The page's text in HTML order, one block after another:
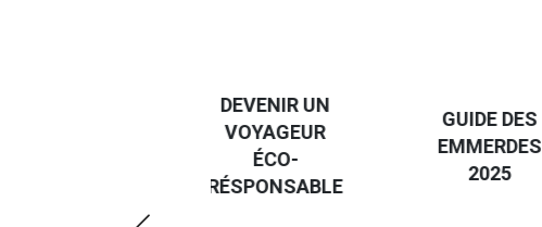
GUIDE DES
EMMERDES
2025
EUROPE, LE
GUIDE DE LA
RÉGION PAYS